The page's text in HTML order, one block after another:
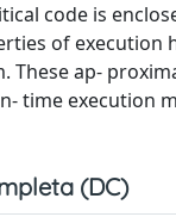
code is
of
ap-
time execution
(DC)